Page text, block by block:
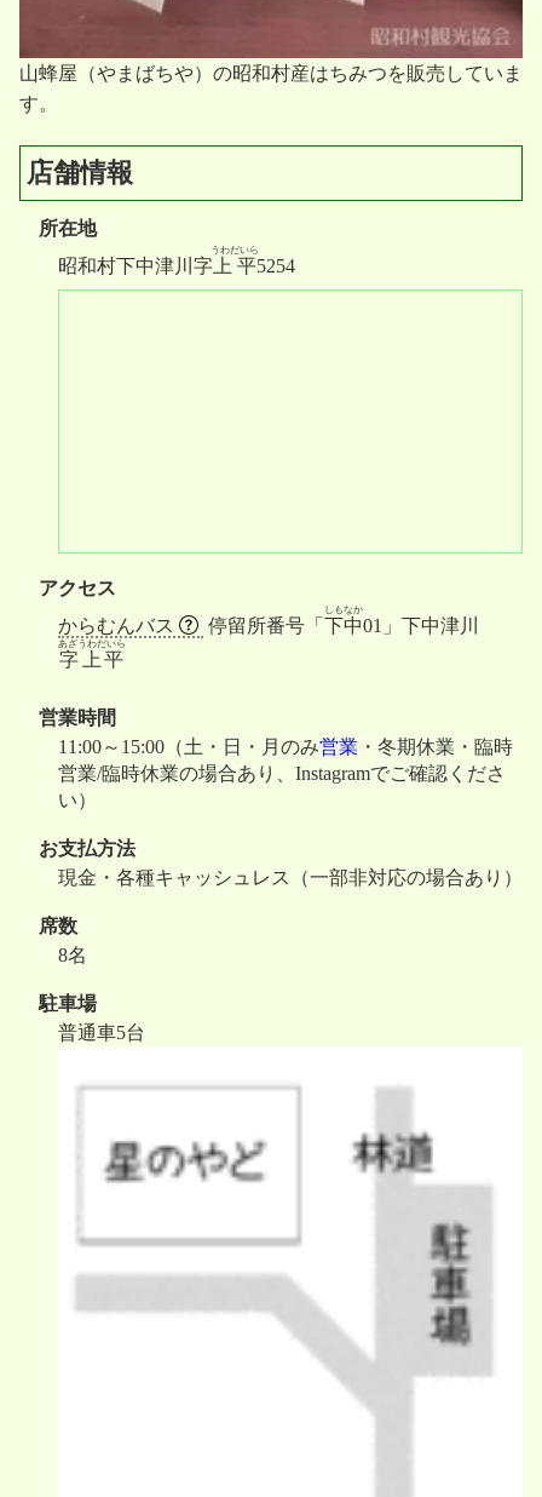
山蜂屋（やまばちや）の昭和村産はちみつを販売していま
す。
店舗情報
所在地
昭和村下中津川字 上平
うわだいら
5254
アクセス
からむんバス
停留所番号「 下中
しもなか
01」下中津川
字上平
あざうわだいら
営業時間
11:00～15:00（土・日・月のみ営業 ・冬期休業・臨時
営業/臨時休業の場合あり、Instagramでご確認くださ
い）
お支払方法
現金・各種キャッシュレス（一部非対応の場合あり）
席数
8名
駐車場
普通車5台